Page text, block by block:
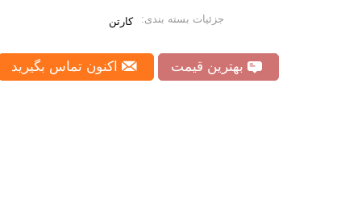
جزئیات بسته بندی: کارتن
بهترین قیمت اکنون تماس بگیرید